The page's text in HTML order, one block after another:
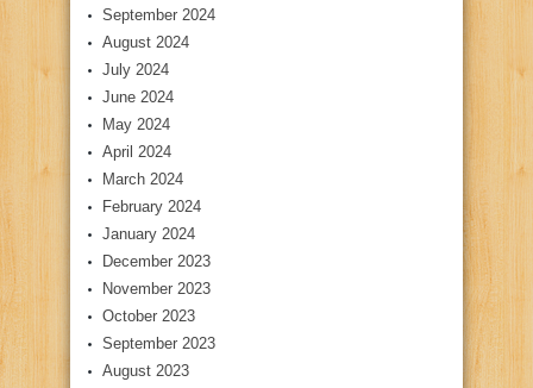
September 2024
August 2024
July 2024
June 2024
May 2024
April 2024
March 2024
February 2024
January 2024
December 2023
November 2023
October 2023
September 2023
August 2023